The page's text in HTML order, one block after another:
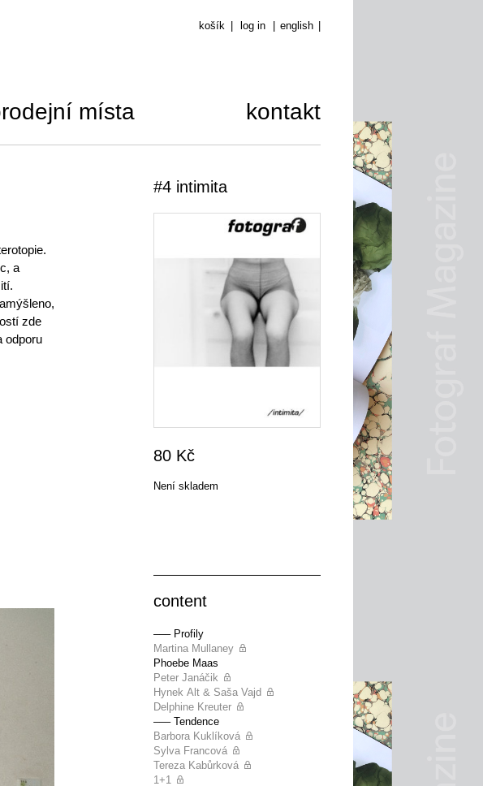
košík log in english
místa kontakt
a
zde
odporu
#4 intimita
80 Kč
Není skladem
content
––– Profily
Martina Mullaney
Phoebe Maas
Peter Janáčik
Hynek Alt & Saša Vajd
Delphine Kreuter
––– Tendence
Barbora Kuklíková
Sylva Francová
Tereza Kabůrková
1+1